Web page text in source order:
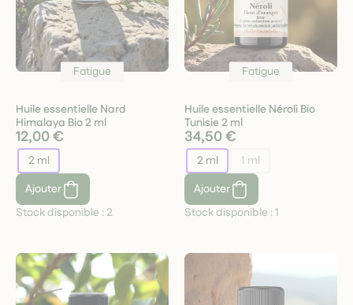
Fatigue
Huile essentielle Nard
Himalaya Bio 2 ml
12,00 €
2 ml
Ajouter
Stock disponible : 2
Fatigue
Huile essentielle Néroli Bio
Tunisie 2 ml
34,50 €
2 ml
1 ml
Ajouter
Stock disponible :1